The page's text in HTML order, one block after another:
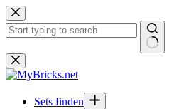
Zum
Inhalt
springen
Keine
Ergebnisse
Sets finden